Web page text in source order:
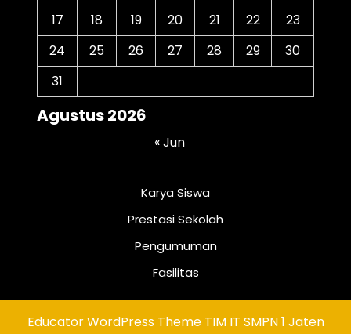
Agustus 2026
17
18 19 20 21 22
23
24
25 26 27 28 29
30
31
« Jun
Karya Siswa
Prestasi Sekolah
Pengumuman
Fasilitas
Educator WordPress ThemeTIM IT SMPN 1 Jaten